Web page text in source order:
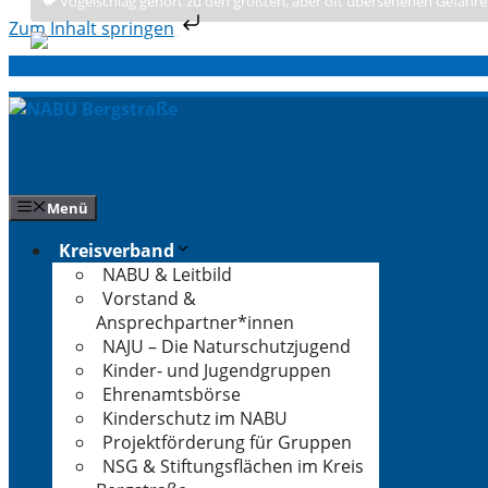
Zum Inhalt springen
Zum
Inhalt
springen
Menü
Kreisverband
NABU & Leitbild
Vorstand &
Ansprechpartner*innen
NAJU – Die Naturschutzjugend
Kinder- und Jugendgruppen
Ehrenamtsbörse
Kinderschutz im NABU
Projektförderung für Gruppen
NSG & Stiftungsflächen im Kreis